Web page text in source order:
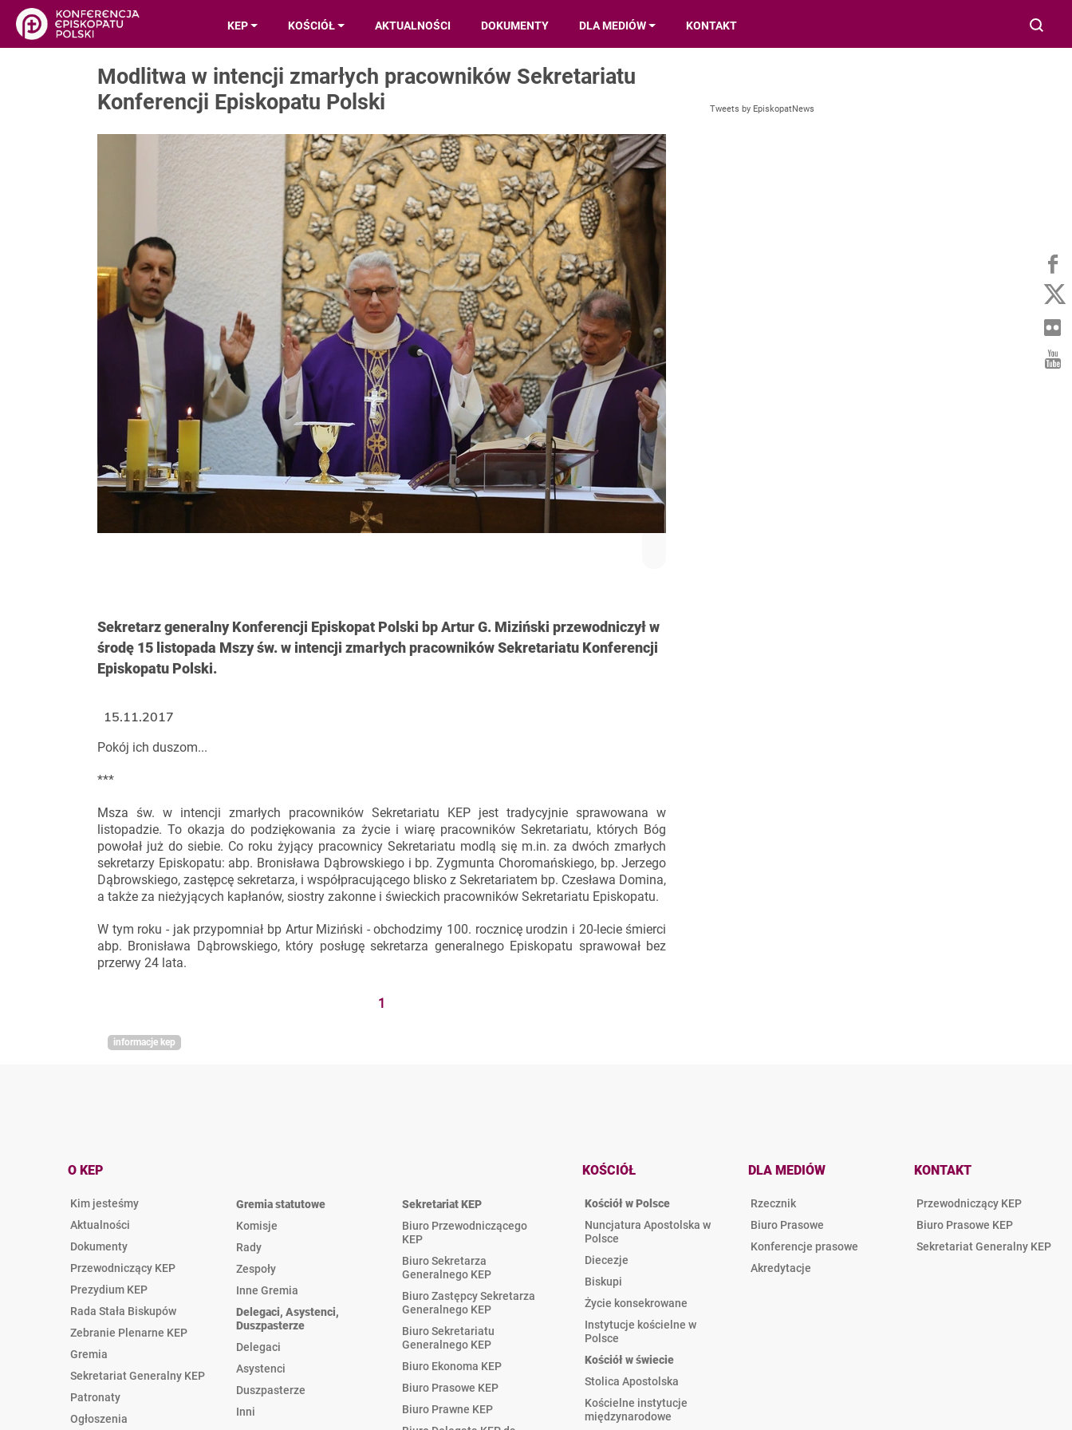
KEP KOŚCIÓŁ AKTUALNOŚCI DOKUMENTY DLA MEDIÓW KONTAKT
Modlitwa w intencji zmarłych pracowników Sekretariatu
Konferencji Episkopatu Polski
Sekretarz generalny Konferencji Episkopat Polski bp Artur G. Miziński przewodniczył w
środę 15 listopada Mszy św. w intencji zmarłych pracowników Sekretariatu Konferencji
Episkopatu Polski.
Pokój ich duszom...
***
Msza św. w intencji zmarłych pracowników Sekretariatu KEP jest tradycyjnie sprawowana w
listopadzie. To okazja do podziękowania za życie i wiarę pracowników Sekretariatu, których Bóg
powołał już do siebie. Co roku żyjący pracownicy Sekretariatu modlą się m.in. za dwóch zmarłych
sekretarzy Episkopatu: abp. Bronisława Dąbrowskiego i bp. Zygmunta Choromańskiego, bp. Jerzego
Dąbrowskiego, zastępcę sekretarza, i współpracującego blisko z Sekretariatem bp. Czesława Domina,
a także za nieżyjących kapłanów, siostry zakonne i świeckich pracowników Sekretariatu Episkopatu.
W tym roku - jak przypomniał bp Artur Miziński - obchodzimy 100. rocznicę urodzin i 20-lecie śmierci
abp. Bronisława Dąbrowskiego, który posługę sekretarza generalnego Episkopatu sprawował bez
przerwy 24 lata.
1
15.11.2017
informacje kep
Tweets by EpiskopatNews
O KEP
Kim jesteśmy
Aktualności
Dokumenty
Przewodniczący KEP
Prezydium KEP
Rada Stała Biskupów
Zebranie Plenarne KEP
Gremia
Sekretariat Generalny KEP
Patronaty
Ogłoszenia
Gremia statutowe
Komisje
Rady
Zespoły
Inne Gremia
Delegaci, Asystenci,
Duszpasterze
Delegaci
Asystenci
Duszpasterze
Inni
Sekretariat KEP
Biuro Przewodniczącego
KEP
Biuro Sekretarza
Generalnego KEP
Biuro Zastępcy Sekretarza
Generalnego KEP
Biuro Sekretariatu
Generalnego KEP
Biuro Ekonoma KEP
Biuro Prasowe KEP
Biuro Prawne KEP
KOŚCIÓŁ
Kościół w Polsce
Nuncjatura Apostolska w
Polsce
Diecezje
Biskupi
Życie konsekrowane
Instytucje kościelne w
Polsce
Kościół w świecie
Stolica Apostolska
Kościelne instytucje
międzynarodowe
DLA MEDIÓW
Rzecznik
Biuro Prasowe
Konferencje prasowe
Akredytacje
KONTAKT
Przewodniczący KEP
Biuro Prasowe KEP
Sekretariat Generalny KEP